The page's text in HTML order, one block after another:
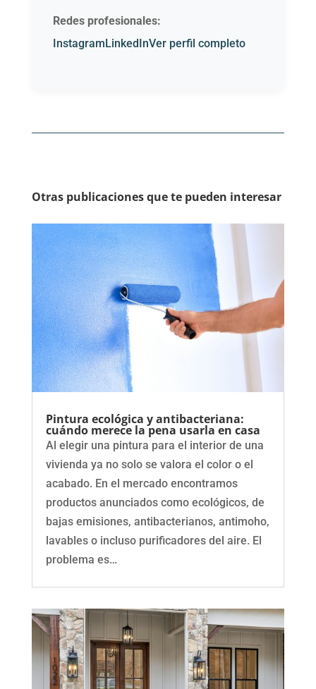
Redes profesionales:
InstagramLinkedInVer perfil completo
Otras publicaciones que te pueden interesar
Pintura ecológica y antibacteriana:
cuándo merece la pena usarla en casa
Al elegir una pintura para el interior de una
vivienda ya no solo se valora el color o el
acabado. En el mercado encontramos
productos anunciados como ecológicos, de
bajas emisiones, antibacterianos, antimoho,
lavables o incluso purificadores del aire. El
problema es…